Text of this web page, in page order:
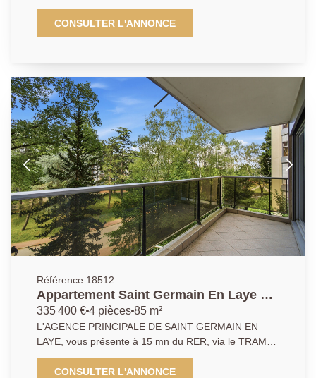
chambres de près de 70 m2 situé au dernier étage
d'une résidence familiale ravalée cette année. Il
dispose de beaux volumes avec un grand balcon . A
au RER en 10 minutes. Une place de parking en sous
sol complète ce bien. Produit rare .
CONSULTER L'ANNONCE
Référence 18512
Appartement Saint Germain En Laye 4
pièce(s)
335 400 € 4 pièces 85 m²
L'AGENCE PRINCIPALE DE SAINT GERMAIN EN
LAYE, vous présente à 15 mn du RER, via le TRAM
13, un appartement de 4 pièces, 3 chambres de 85
m2. Situé dans une résidence familiale, il dispose d'un
CONSULTER L'ANNONCE